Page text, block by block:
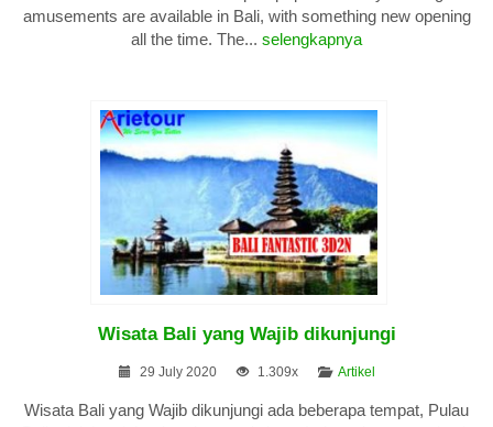
amusements are available in Bali, with something new opening
all the time. The... selengkapnya
Wisata Bali yang Wajib dikunjungi
29 July 2020 1.309x Artikel
Wisata Bali yang Wajib dikunjungi ada beberapa tempat, Pulau